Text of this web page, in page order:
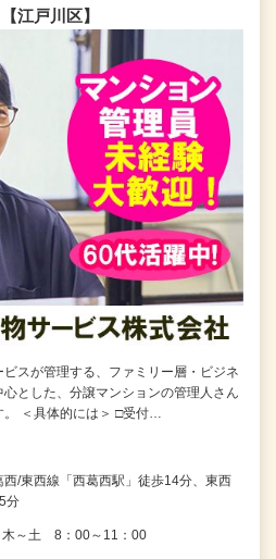
江戸川区】
スが管理する、ファミリー層・ビジネ
とした、分譲マンションの管理人さん
。 ＜具体的には＞ □受付…
/東西線「西葛西駅」徒歩14分、東西
分
木～土 8：00～11：00